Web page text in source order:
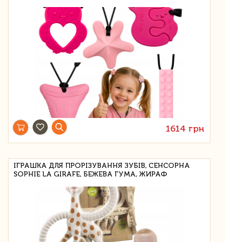
1614 грн
ІГРАШКА ДЛЯ ПРОРІЗУВАННЯ ЗУБІВ, СЕНСОРНА
SOPHIE LA GIRAFE, БЕЖЕВА ГУМА, ЖИРАФ